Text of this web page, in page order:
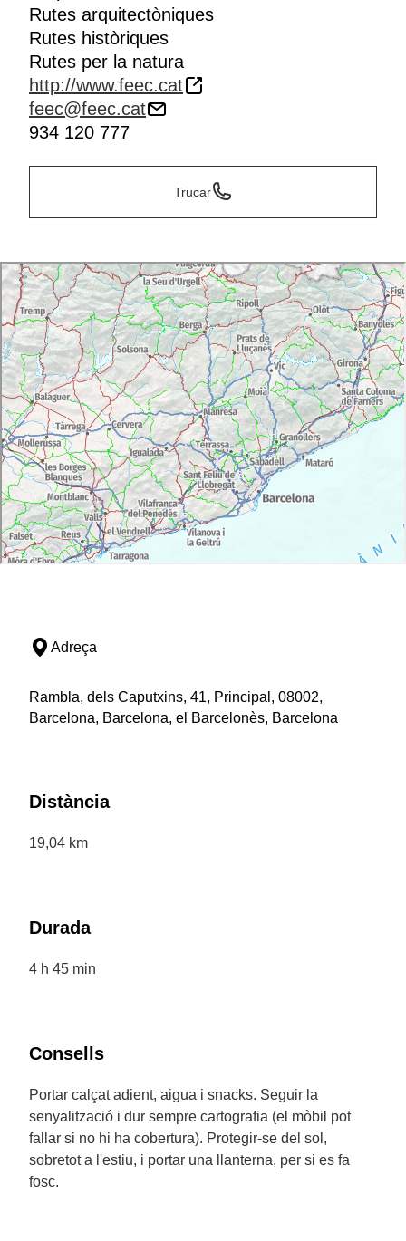
Rutes arquitectòniques
Rutes històriques
Rutes per la natura
http://www.feec.cat
feec@feec.cat
934 120 777
Trucar
Adreça
Rambla, dels Caputxins, 41, Principal, 08002,
Barcelona, Barcelona, el Barcelonès, Barcelona
Distància
19,04 km
Durada
4 h 45 min
Consells
Portar calçat adient, aigua i snacks. Seguir la
senyalització i dur sempre cartografia (el mòbil pot
fallar si no hi ha cobertura). Protegir-se del sol,
sobretot a l'estiu, i portar una llanterna, per si es fa
fosc.